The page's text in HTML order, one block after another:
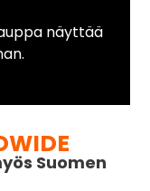
näyttää
Suomen